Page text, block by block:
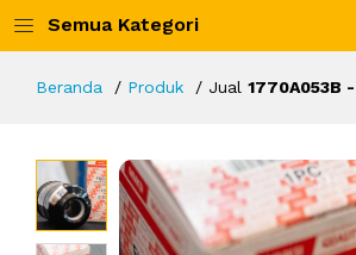
Semua Kategori
Beranda Produk Jual 1770A053B -